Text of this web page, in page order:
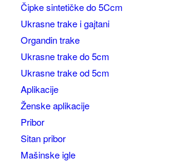
Čipke sintetičke do 5Ccm
Ukrasne trake i gajtani
Organdin trake
Ukrasne trake do 5cm
Ukrasne trake od 5cm
Aplikacije
Ženske aplikacije
Pribor
Sitan pribor
Mašinske igle